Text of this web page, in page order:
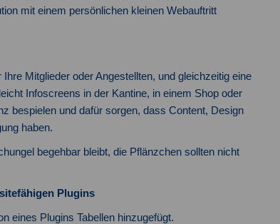
mit einem persönlichen kleinen Webauftritt
Mitglieder oder Angestellten, und gleichzeitig eine
Infoscreens in der Kantine, in einem Shop oder
bespielen und dafür sorgen, dass Content, Design
haben.
begehbar bleibt, die Pflänzchen sollten nicht
Plugins
eines Plugins Tabellen hinzugefügt.